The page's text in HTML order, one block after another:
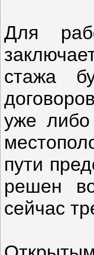
Для
стажа
уже либо
пути
решен
сейчас